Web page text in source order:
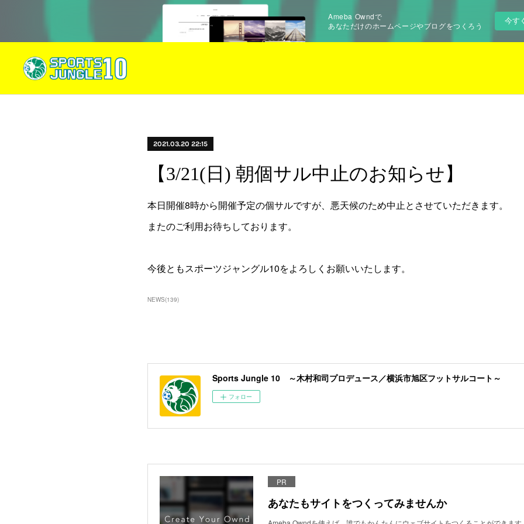
Ameba Owndで
あなただけのホームページやブログをつくろう
今す
2021.03.20 22:15
【3/21(日) 朝個サル中止のお知らせ】
本日開催8時から開催予定の個サルですが、悪天候のため中止とさせていただきます。
またのご利用お待ちしております。
今後ともスポーツジャングル10をよろしくお願いいたします。
NEWS(139)
Sports Jungle 10 ～木村和司プロデュース／横浜市旭区フットサルコート～
フォロー
PR
あなたもサイトをつくってみませんか